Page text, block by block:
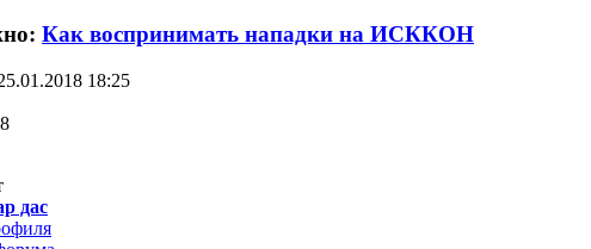
Как воспринимать нападки на ИСККОН
18:25
дас